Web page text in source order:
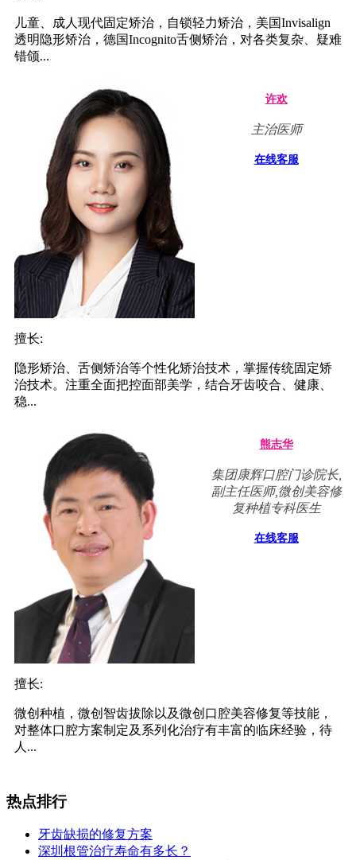
儿童、成人现代固定矫治，自锁轻力矫治，美国Invisalign
透明隐形矫治，德国Incognito舌侧矫治，对各类复杂、疑难
错颌...
许欢
主治医师
在线客服
擅长:
隐形矫治、舌侧矫治等个性化矫治技术，掌握传统固定矫
治技术。注重全面把控面部美学，结合牙齿咬合、健康、
稳...
熊志华
集团康辉口腔门诊院长,
副主任医师,微创美容修
复种植专科医生
在线客服
擅长:
微创种植，微创智齿拔除以及微创口腔美容修复等技能，
对整体口腔方案制定及系列化治疗有丰富的临床经验，待
人...
热点排行
牙齿缺损的修复方案
深圳根管治疗寿命有多长？